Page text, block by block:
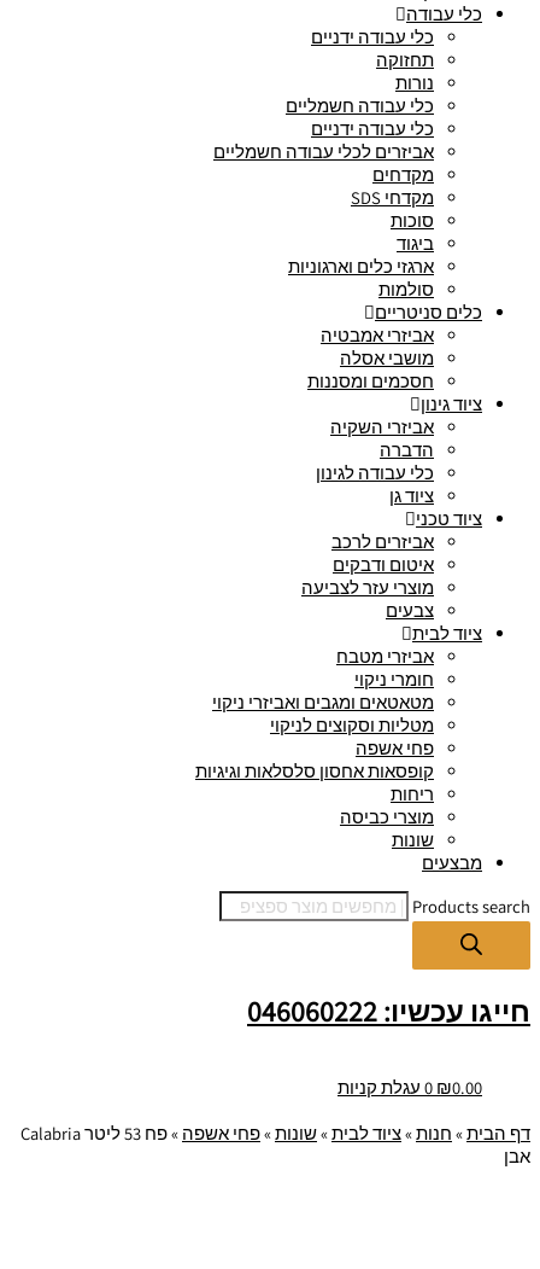
כלי עבודה
כלי עבודה ידניים
תחזוקה
נורות
כלי עבודה חשמליים
כלי עבודה ידניים
אביזרים לכלי עבודה חשמליים
מקדחים
מקדחי SDS
סוכות
ביגוד
ארגזי כלים וארגוניות
סולמות
כלים סניטריים
אביזרי אמבטיה
מושבי אסלה
חסכמים ומסננות
ציוד גינון
אביזרי השקיה
הדברה
כלי עבודה לגינון
ציוד גן
ציוד טכני
אביזרים לרכב
איטום ודבקים
מוצרי עזר לצביעה
צבעים
ציוד לבית
אביזרי מטבח
חומרי ניקוי
מטאטאים ומגבים ואביזרי ניקוי
מטליות וסקוצים לניקוי
פחי אשפה
קופסאות אחסון סלסלאות וגיגיות
ריחות
מוצרי כביסה
שונות
מבצעים
Products search
חייגו עכשיו: 046060222
₪0.00
0 עגלת קניות
דף הבית» חנות»ציוד לבית»שונות»פחי אשפה »
פח 53 ליטר Calabria
אבן